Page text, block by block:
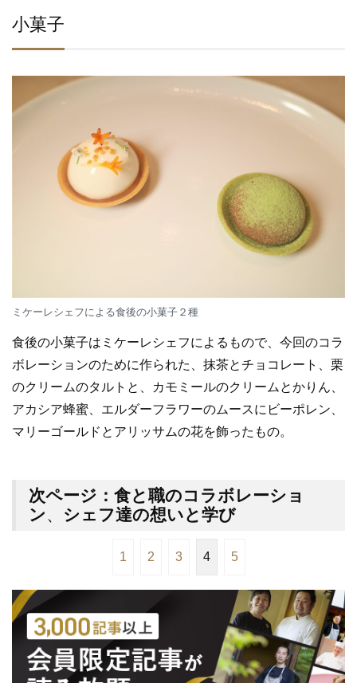
小菓子
ミケーレシェフによる食後の小菓子２種
食後の小菓子はミケーレシェフによるもので、今回のコラ
ボレーションのために作られた、抹茶とチョコレート、栗
のクリームのタルトと、カモミールのクリームとかりん、
アカシア蜂蜜、エルダーフラワーのムースにビーポレン、
マリーゴールドとアリッサムの花を飾ったもの。
次ページ：食と職のコラボレーショ
ン、 シェフ達の想いと学び
1 2 3 4 5